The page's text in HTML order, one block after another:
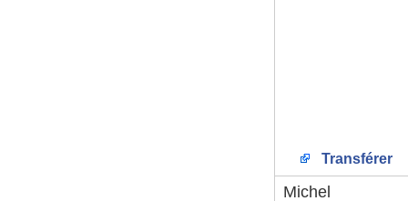
Transférer
Michel